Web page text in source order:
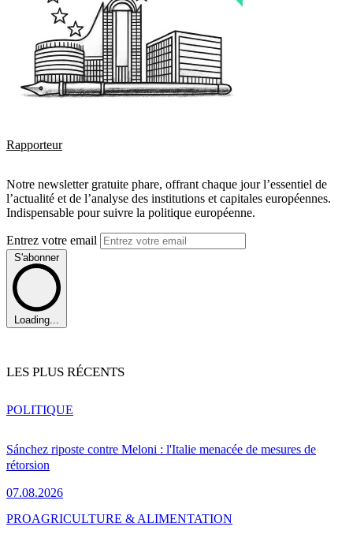
Rapporteur
Notre newsletter gratuite phare, offrant chaque jour l’essentiel de
l’actualité et de l’analyse des institutions et capitales européennes.
Indispensable pour suivre la politique européenne.
Entrez votre email
S'abonner
Loading...
LES PLUS RÉCENTS
Sánchez riposte contre Meloni : l'Italie menacée de mesures de
rétorsion
07.08.2026
POLITIQUE
PROAGRICULTURE & ALIMENTATION